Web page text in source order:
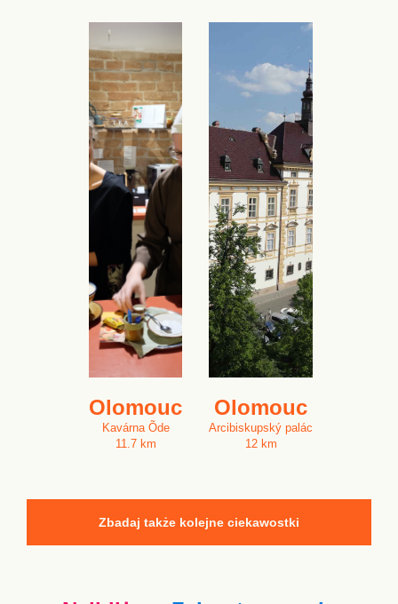
Olomouc
Kavárna Õde
11.7 km
Olomouc
Arcibiskupský palác
12 km
Zbadaj także kolejne ciekawostki